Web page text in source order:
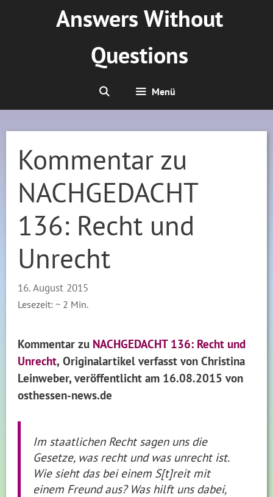
Answers Without
Questions
Menü
Kommentar zu
NACHGEDACHT
136: Recht und
Unrecht
16. August 2015
Lesezeit: ~ 2 Min.
Kommentar zu NACHGEDACHT 136: Recht und
Unrecht, Originalartikel verfasst von Christina
Leinweber, veröffentlichtam 16.08.2015 von
osthessen-news.de
Im staatlichen Recht sagen uns die
Gesetze, was recht und was unrecht ist.
Wie sieht das bei einem S[t]reit mit
einem Freund aus? Was hilft uns dabei,